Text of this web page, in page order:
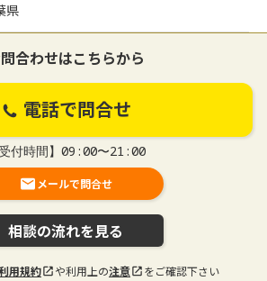
県
合わせはこちらから
電話で問合せ
受付時間】09:00〜21:00
メールで問合せ
相談の流れを見る
用規約 や利用上の注意 をご確認下さい